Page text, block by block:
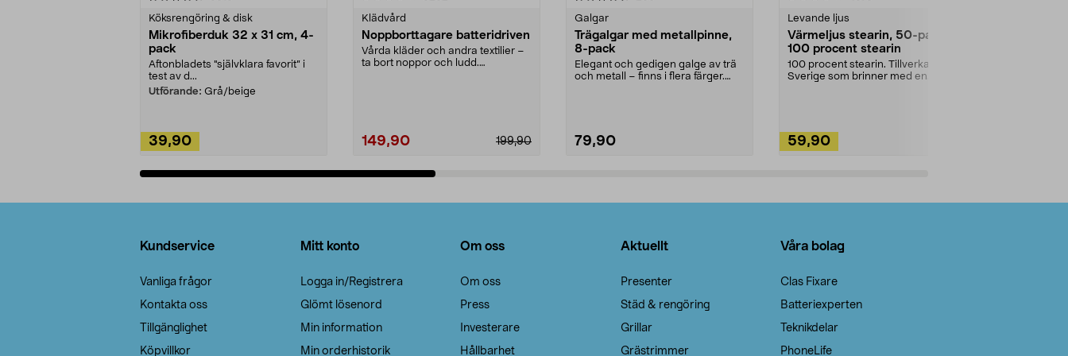
Köksrengöring & disk
Mikrofiberduk 32 x 31 cm, 4-
pack
Aftonbladets "självklara favorit” i
test av d...
Utförande: Grå/beige
39,90
Klädvård
Noppborttagare batteridriven
Vårda kläder och andra textilier –
ta bort noppor och ludd.
199,90
149,90
Galgar
Trägalgar med metallpinne,
8-pack
Elegant och gedigen galge av trä
och metall – finns i flera färger.
79,90
Levande ljus
Värmeljus stearin, 50-pack,
100 procent stearin
100 procent stearin. Tillverkade i
Sverige som brinner med en
59,90
Kundservice
Vanliga frågor
Kontakta oss
Tillgänglighet
Köpvillkor
Mitt konto
Logga in/Registrera
Glömt lösenord
Min information
Min orderhistorik
Om oss
Om oss
Press
Investerare
Hållbarhet
Aktuellt
Presenter
Städ & rengöring
Grillar
Grästrimmer
Våra bolag
Clas Fixare
Batteriexperten
Teknikdelar
PhoneLife